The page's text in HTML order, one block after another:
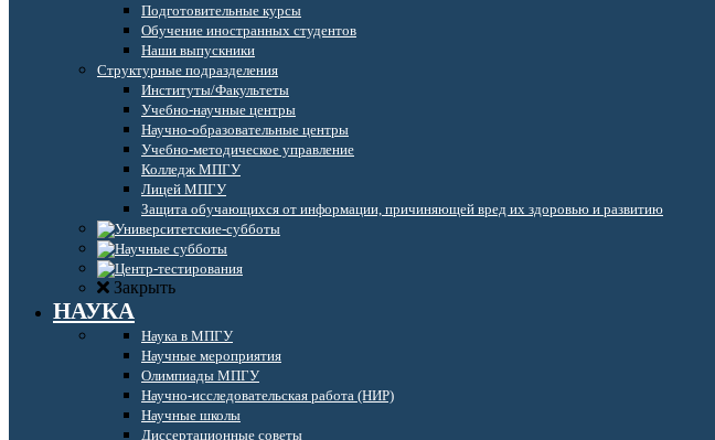
Подготовительные курсы
Обучение иностранных студентов
Наши выпускники
Структурные подразделения
Институты/Факультеты
Учебно-научные центры
Научно-образовательные центры
Учебно-методическое управление
Колледж МПГУ
Лицей МПГУ
Защита обучающихся от информации, причиняющей вред их здоровью и развитию
Закрыть
НАУКА
Наука в МПГУ
Научные мероприятия
Олимпиады МПГУ
Научно-исследовательская работа (НИР)
Научные школы
Диссертационные советы